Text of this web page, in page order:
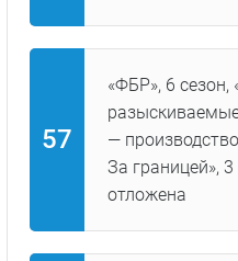
«ФБР», 6
—
За границей»,
отложена